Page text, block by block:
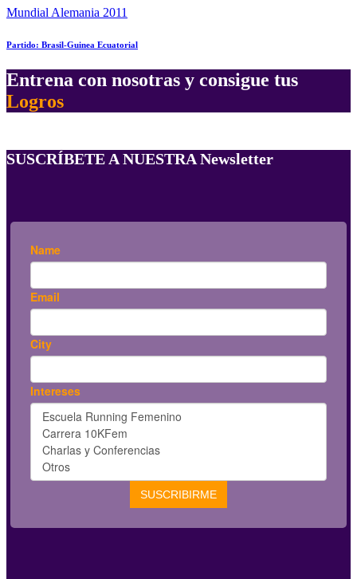
Mundial Alemania 2011
Partido: Brasil-Guinea Ecuatorial
Entrena con nosotras y consigue tus
Logros
SUSCRÍBETE A NUESTRA Newsletter